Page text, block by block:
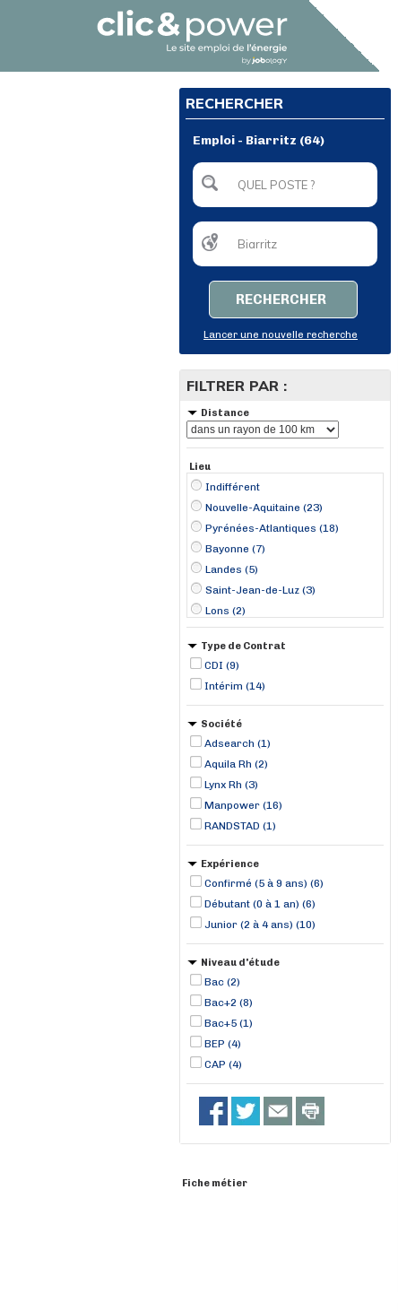
RECHERCHER
Emploi - Biarritz (64)
RECHERCHER
Lancer une nouvelle recherche
FILTRER PAR :
Distance
Lieu
Indifférent
Nouvelle-Aquitaine (23)
Pyrénées-Atlantiques (18)
Bayonne (7)
Landes (5)
Saint-Jean-de-Luz (3)
Lons (2)
Serres-Castet (2)
Tarnos (2)
Anglet (1)
Itxassou (1)
Type de Contrat
CDI (9)
Intérim (14)
Société
Adsearch (1)
Aquila Rh (2)
Lynx Rh (3)
Manpower (16)
RANDSTAD (1)
Expérience
Confirmé (5 à 9 ans) (6)
Débutant (0 à 1 an) (6)
Junior (2 à 4 ans) (10)
Niveau d'étude
Bac (2)
Bac+2 (8)
Bac+5 (1)
BEP (4)
CAP (4)
Fiche métier